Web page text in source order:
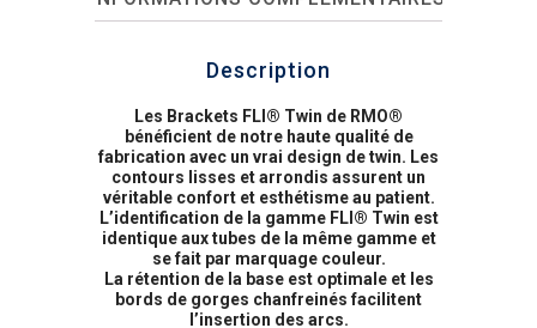
Description
Les Brackets FLI® Twin de RMO®
bénéficient de notre haute qualité de
fabrication avec un vrai design de twin. Les
contours lisses et arrondis assurent un
véritable confort et esthétisme au patient.
L’identification de la gamme FLI® Twin est
identique aux tubes de la même gamme et
se fait par marquage couleur.
La rétention de la base est optimale et les
bords de gorges chanfreinés facilitent
l’insertion des arcs.